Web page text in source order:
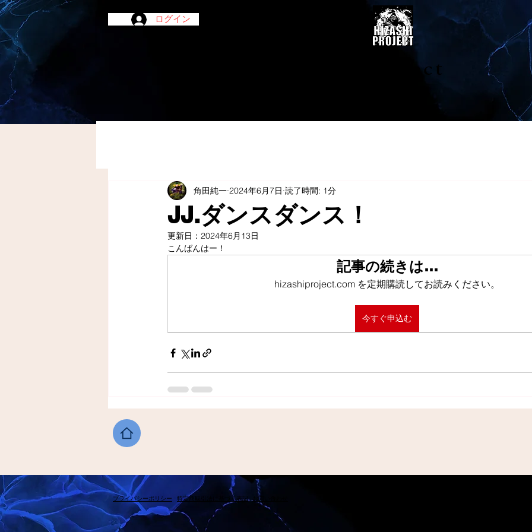
ログイン
陽project
JJ.ダンスダンス！
角田純一 2024年6月7日 読了時間: 1分
更新日： 2024年6月13日
こんばんはー！
記事の続きは…
hizashiproject.com を定期購読してお読みください。
今すぐ申込む
​プライバシーポリシー ​特定商取引法に基づく表記 ​お問い合わせ